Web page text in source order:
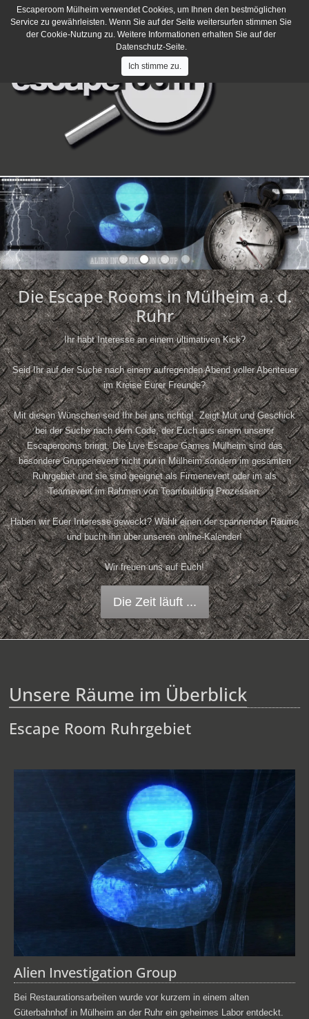
Haben Sie Fragen? Schreiben Sie uns
Die Escape Rooms in Mülheim a. d.
Ruhr
Ihr habt Interesse an einem ultimativen Kick?
Seid Ihr auf der Suche nach einem aufregenden Abend voller Abenteuer
im Kreise Eurer Freunde?
Mit diesen Wünschen seid Ihr bei uns richtig! Zeigt Mut und Geschick
bei der Suche nach dem Code, der Euch aus einem unserer
Escaperooms bringt. Die Live Escape Games Mülheim sind das
besondere Gruppenevent nicht nur in Mülheim sondern im gesamten
Ruhrgebiet und sie sind geeignet als Firmenevent oder im als
Teamevent im Rahmen von Teambuilding Prozessen.
Haben wir Euer Interesse geweckt? Wählt einen der spannenden Räume
und bucht ihn über unseren online-Kalender!
Wir freuen uns auf Euch!
Die Zeit läuft ...
Unsere Räume im Überblick
Escape Room Ruhrgebiet
Alien Investigation Group
Bei Restaurationsarbeiten wurde vor kurzem in einem alten
Güterbahnhof in Mülheim an der Ruhr ein geheimes Labor entdeckt.
Escaperoom Mülheim verwendet Cookies, um Ihnen den bestmöglichen
Service zu gewährleisten. Wenn Sie auf der Seite weitersurfen stimmen Sie
der Cookie-Nutzung zu. Weitere Informationen erhalten Sie auf der
Datenschutz-Seite.
Ich stimme zu.